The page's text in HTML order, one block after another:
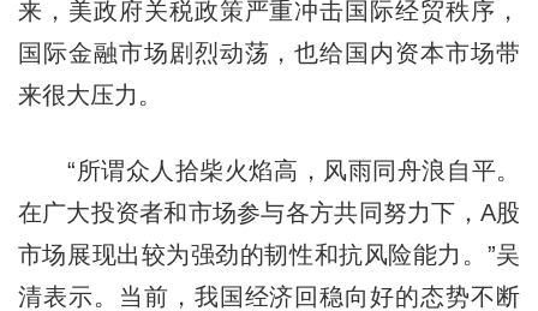
来，美政府关税政策严重冲击国际经贸秩序，
国际金融市场剧烈动荡，也给国内资本市场带
来很大压力。
“所谓众人拾柴火焰高，风雨同舟浪自平。
在广大投资者和市场参与各方共同努力下，A股
市场展现出较为强劲的韧性和抗风险能力。”吴
清表示。当前，我国经济回稳向好的态势不断